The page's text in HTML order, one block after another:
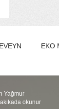
EKO
Yağmur
okunur